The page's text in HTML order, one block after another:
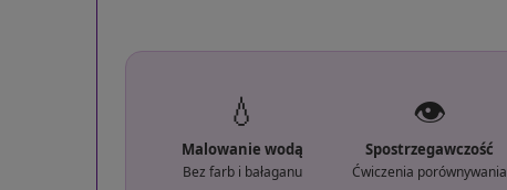
💧
Malowanie wodą
Bez farb i bałaganu
👁️
Spostrzegawczość
Ćwiczenia porównywania